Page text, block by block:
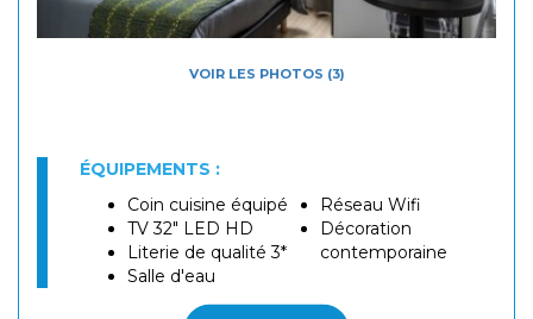
VOIR LES PHOTOS (3)
ÉQUIPEMENTS :
Coin cuisine équipé
TV 32" LED HD
Literie de qualité 3*
Salle d'eau
Réseau Wifi
Décoration
contemporaine